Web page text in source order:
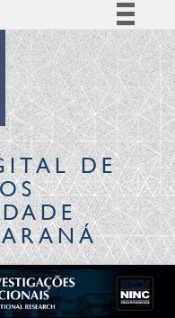
Simplifique!
Comunica BR
Participe
Acesso à informação
Legislação
CanaisDE